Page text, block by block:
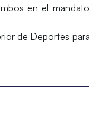
en el
de Deportes